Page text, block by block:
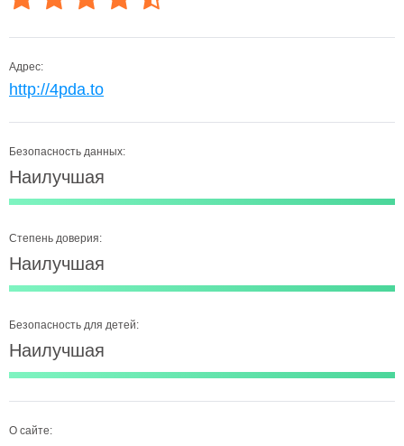
Адрес:
http://4pda.to
Безопасность данных:
Наилучшая
Степень доверия:
Наилучшая
Безопасность для детей:
Наилучшая
О сайте: